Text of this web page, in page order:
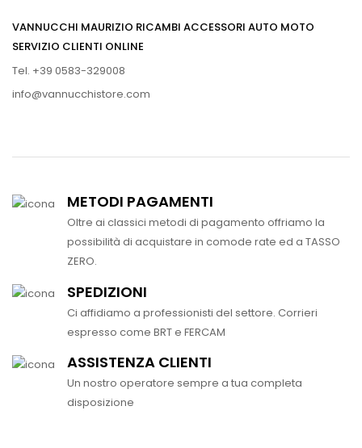
VANNUCCHI MAURIZIO RICAMBI ACCESSORI AUTO MOTO
SERVIZIO CLIENTI ONLINE
Tel. +39 0583-329008
info@vannucchistore.com
METODI PAGAMENTI
Oltre ai classici metodi di pagamento offriamo la
possibilità di acquistare in comode rate ed a TASSO
ZERO.
SPEDIZIONI
Ci affidiamo a professionisti del settore. Corrieri
espresso come BRT e FERCAM
ASSISTENZA CLIENTI
Un nostro operatore sempre a tua completa
disposizione